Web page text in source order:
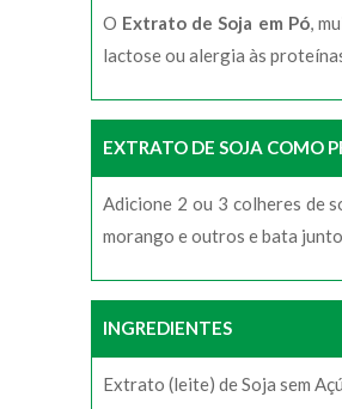
O Extrato de Soja em Pó,
lactose ou alergia às
EXTRATO DE SOJA COMO
Adicione 2 ou 3 colheres de
morango e outros e bata
INGREDIENTES
Extrato (leite) de Soja sem